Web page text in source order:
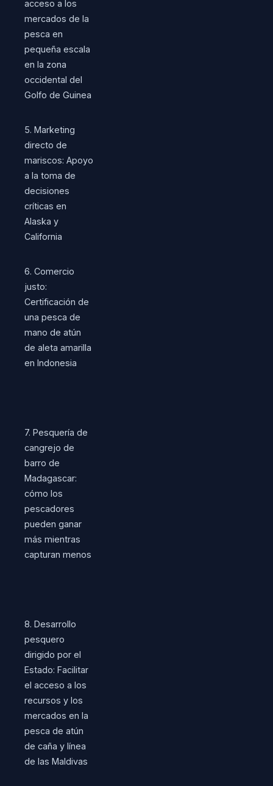
acceso a los
mercados de la
pesca en
pequeña escala
en la zona
occidental del
Golfo de Guinea
5. Marketing
directo de
mariscos: Apoyo
a la toma de
decisiones
críticas en
Alaska y
California
6. Comercio
justo:
Certificación de
una pesca de
mano de atún
de aleta amarilla
en Indonesia
7. Pesquería de
cangrejo de
barro de
Madagascar:
cómo los
pescadores
pueden ganar
más mientras
capturan menos
8. Desarrollo
pesquero
dirigido por el
Estado: Facilitar
el acceso a los
recursos y los
mercados en la
pesca de atún
de caña y línea
de las Maldivas